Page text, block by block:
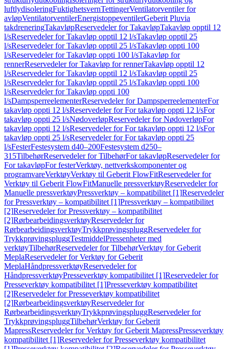
luftlydisoleringFuktighetsvernTettingerVentilatorventiler for
avløpVentilatorventilerEnergistoppeventilerGeberit Pluvia
takdreneringTakavløpReservedeler for TakavløpTakavløp opptil 12
l/sReservedeler for Takavløp opptil 12 l/sTakavløp opptil 25
l/sReservedeler for Takavløp opptil 25 l/sTakavløp oppti 100
l/sReservedeler for Takavløp oppti 100 l/sTakavløp for
rennerReservedeler for Takavløp for rennerTakavløp opptil 12
l/sReservedeler for Takavløp opptil 12 l/sTakavløp opptil 25
l/sReservedeler for Takavløp opptil 25 l/sTakavløp oppti 100
l/sReservedeler for Takavløp oppti 100
l/sDampsperreelementerReservedeler for DampsperreelementerFor
takavløp oppti 12 l/sReservedeler for For takavløp oppti 12 l/sFor
takavløp oppti 25 l/sNødoverløpReservedeler for NødoverløpFor
takavløp oppti 12 l/sReservedeler for For takavløp oppti 12 l/sFor
takavløp oppti 25 l/sReservedeler for For takavløp oppti 25
l/sFesterFestesystem d40–200Festesystem d250–
315TilbehørReservedeler for TilbehørFor takavløpReservedeler for
For takavløpFor festerVerktøy, nettverkskomponenter og
programvareVerktøyVerktøy til Geberit FlowFitReservedeler for
Verktøy til Geberit FlowFitManuelle pressverktøyReservedeler for
Manuelle pressverktøyPressverktøy – kompatibilitet [1]Reservedeler
for Pressverktøy – kompatibilitet [1]Pressverktøy – kompatibilitet
[2]Reservedeler for Pressverktøy – kompatibilitet
[2]RørbearbeidingsverktøyReservedeler for
RørbearbeidingsverktøyTrykkprøvingspluggReservedeler for
TrykkprøvingspluggTestmiddelPressenheter med
verktøyTilbehørReservedeler for TilbehørVerktøy for Geberit
MeplaReservedeler for Verktøy for Geberit
MeplaHåndpressverktøyReservedeler for
HåndpressverktøyPresseverktøy kompatibilitet [1]Reservedeler for
Presseverktøy kompatibilitet [1]Presseverktøy kompatibilitet
[2]Reservedeler for Presseverktøy kompatibilitet
[2]RørbearbeidingsverktøyReservedeler for
RørbearbeidingsverktøyTrykkprøvingspluggReservedeler for
TrykkprøvingspluggTilbehørVerktøy for Geberit
MapressReservedeler for Verktøy for Geberit MapressPresseverktøy
kompatibilitet [1]Reservedeler for Presseverktøy kompatibilitet